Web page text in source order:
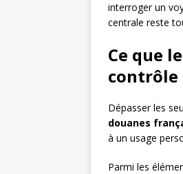
interroger un
centrale reste
Ce que
contrôle
Dépasser les
douanes
à un usage
Parmi les